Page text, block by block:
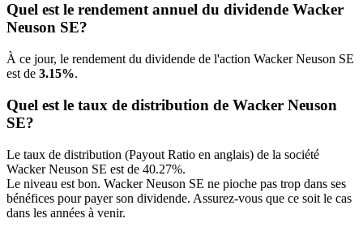
Quel est le rendement annuel du dividende Wacker
Neuson SE?
À ce jour, le rendement du dividende de l'action Wacker Neuson SE
est de 3.15%.
Quel est le taux de distribution de Wacker Neuson
SE?
Le taux de distribution (Payout Ratio en anglais) de la société
Wacker Neuson SE est de 40.27%.
Le niveau est bon. Wacker Neuson SE ne pioche pas trop dans ses
bénéfices pour payer son dividende. Assurez-vous que ce soit le cas
dans les années à venir.